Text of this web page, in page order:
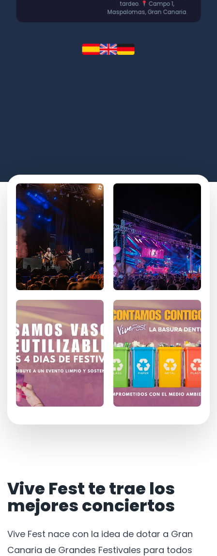
tardeo.
Campo 1,
Maspalomas, Gran Canaria.
Vive Fest te trae los
mejores conciertos
Vive Fest nace con la idea de dotar a Gran
Canaria de Grandes Festivales para todos